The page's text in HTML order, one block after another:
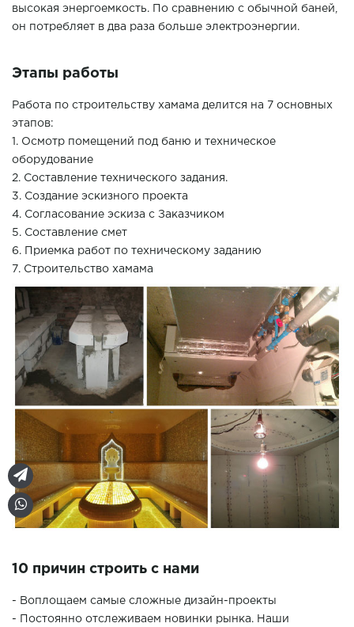
высокая энергоемкость. По сравнению с обычной баней,
он потребляет в два раза больше электроэнергии.
Этапы работы
Работа по строительству хамама делится на 7 основных
этапов:
1. Осмотр помещений под баню и техническое
оборудование
2. Составление технического задания.
3. Создание эскизного проекта
4. Согласование эскиза с Заказчиком
5. Составление смет
6. Приемка работ по техническому заданию
7. Строительство хамама
10 причин строить с нами
- Воплощаем самые сложные дизайн-проекты
- Постоянно отслеживаем новинки рынка. Наши